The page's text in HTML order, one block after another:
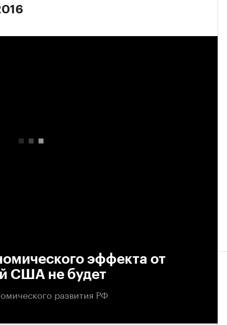
эффекта от
США не будет
развития РФ